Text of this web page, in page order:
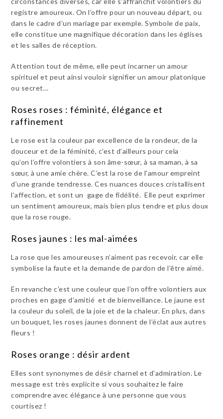
registre amoureux. On l’offre pour un nouveau départ, ou
dans le cadre d’un mariage par exemple. Symbole de paix,
elle constitue une magnifique décoration dans les églises
et les salles de réception.
Attention tout de même, elle peut incarner un amour
spirituel et peut ainsi vouloir signifier un amour platonique
ou secret…
Roses roses : féminité, élégance et
raffinement
Le rose est la couleur par excellence de la rondeur, de la
douceur et de la féminité, c’est d’ailleurs pour cela
qu’on l’offre volontiers à son âme-sœur, à sa maman, à sa
sœur, à une amie chère. C’est la rose de l’amour empreint
d’une grande tendresse. Ces nuances douces cristallisent
l’affection, et sont un gage de fidélité. Elle peut exprimer
un sentiment amoureux, mais bien plus tendre et plus doux
que la rose rouge.
Roses jaunes : les mal-aimées
La rose que les amoureuses n’aiment pas recevoir, car elle
symbolise la faute et la demande de pardon de l’être aimé.
En revanche c’est une couleur que l’on offre volontiers aux
proches en gage d’amitié et de bienveillance. Le jaune est
la couleur du soleil, de la joie et de la chaleur. En plus, dans
un bouquet, les roses jaunes donnent de l’éclat aux autres
fleurs !
Roses orange : désir ardent
Elles sont synonymes de désir charnel et d’admiration. Le
message est très explicite si vous souhaitez le faire
comprendre avec élégance à une personne que vous
courtisez !